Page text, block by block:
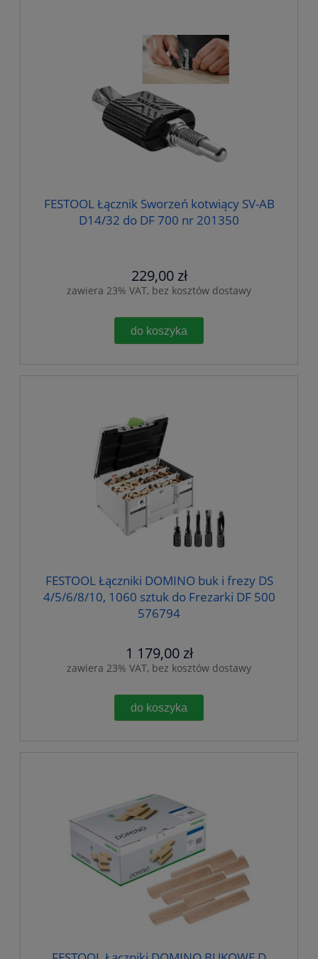
FESTOOL Łącznik Sworzeń kotwiący SV-AB
D14/32 do DF 700 nr 201350
229,00 zł
zawiera 23% VAT, bez kosztów dostawy
do koszyka
FESTOOL Łączniki DOMINO buk i frezy DS
4/5/6/8/10, 1060 sztuk do Frezarki DF 500
576794
1 179,00 zł
zawiera 23% VAT, bez kosztów dostawy
do koszyka